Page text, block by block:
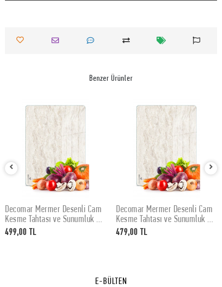
Benzer Ürünler
SEPETE EKLE
Decomar Mermer Desenli Cam
Kesme Tahtası ve Sunumluk 30
x 40 cm
499,00 TL
SEPETE EKLE
Decomar Mermer Desenli Cam
Kesme Tahtası ve Sunumluk 25
x 35 cm
479,00 TL
E-BÜLTEN